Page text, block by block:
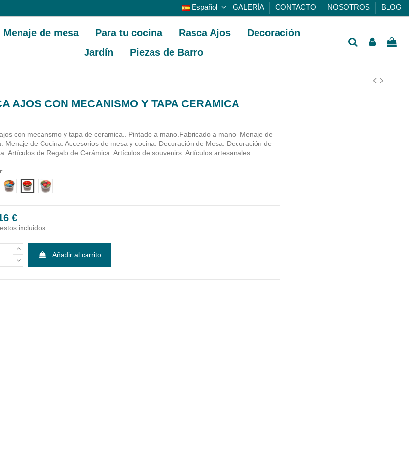
Español GALERÍA CONTACTO NOSOTROS BLOG
Menaje de mesa Para tu cocina Rasca Ajos
Decoración
Jardín
Piezas de Barro
AJOS CON MECANISMO Y TAPA CERAMICA
con mecansmo y tapa de ceramica.. Pintado a mano.Fabricado a mano.
Menaje de
Menaje de Cocina. Accesorios de mesa y cocina. Decoración de Mesa. Decoración de
Artículos de Regalo de Cerámica. Artículos de souvenirs. Artículos artesanales.
1
Diseño 2Diseño 3Diseño 4
€
incluidos
Añadir al carrito